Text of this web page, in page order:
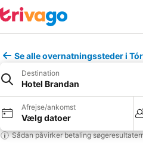
Se alle overnatningssteder i
Destination
Hotel Brandan
Afrejse/ankomst
Vælg datoer
Sådan påvirker betaling